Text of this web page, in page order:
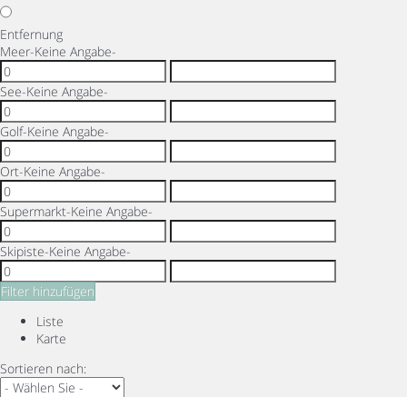
Entfernung
Meer-Keine Angabe-
See-Keine Angabe-
Golf-Keine Angabe-
Ort-Keine Angabe-
Supermarkt-Keine Angabe-
Skipiste-Keine Angabe-
Filter hinzufügen
Liste
Karte
Sortieren nach: